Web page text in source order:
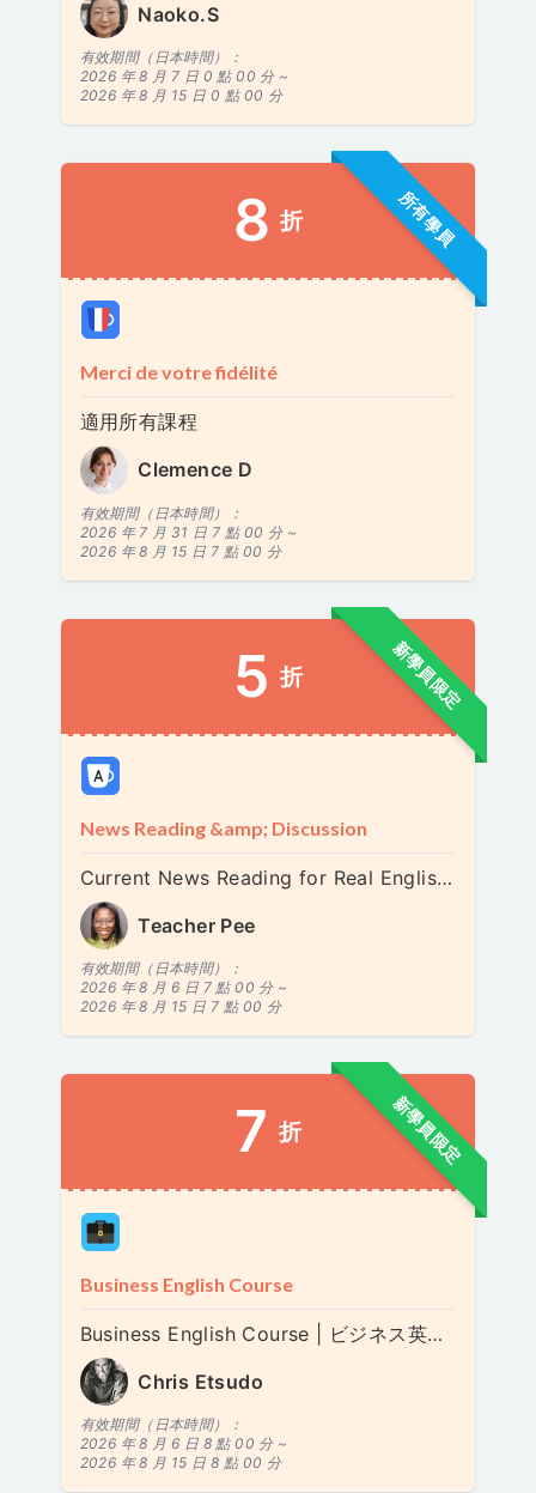
Naoko.S
有效期間（日本時間）：
2026 年 8 月 7 日 0 點 00 分 ~
2026 年 8 月 15 日 0 點 00 分
所有學員
8 折
Merci de votre fidélité
適用所有課程
Clemence D
有效期間（日本時間）：
2026 年 7 月 31 日 7 點 00 分 ~
2026 年 8 月 15 日 7 點 00 分
新學員限定
5 折
News Reading &amp; Discussion
Current News Reading for Real English Confidence
Teacher Pee
有效期間（日本時間）：
2026 年 8 月 6 日 7 點 00 分 ~
2026 年 8 月 15 日 7 點 00 分
新學員限定
7 折
Business English Course
Business English Course | ビジネス英語 | 비즈니스 영어
Chris Etsudo
有效期間（日本時間）：
2026 年 8 月 6 日 8 點 00 分 ~
2026 年 8 月 15 日 8 點 00 分